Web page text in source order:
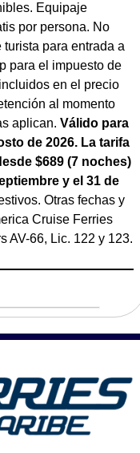
Equipaje
por persona. No
para entrada a
para el impuesto de
en el precio
al momento
aplican. Válido para
de 2026. La tarifa
$689 (7 noches)
y el 31 de
Otras fechas y
Cruise Ferries
AV-66, Lic. 122 y 123.